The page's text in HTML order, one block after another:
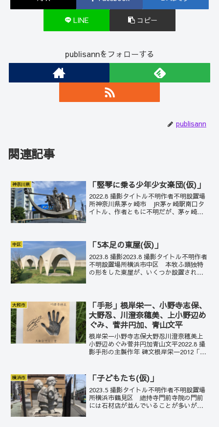
LINE コピー
publisannをフォローする
publisann
関連記事
神奈川県 「竪琴に乗る少年少女楽団(仮)」
2022.8 撮影タイトル不明作者不明設置場
所神奈川県茅ヶ崎市 JR茅ヶ崎駅南口タ
イトル、作者ともに不明だが、茅ヶ崎駅
中区 「5本足の東屋(仮)」
2023.8 撮影2023.8 撮影タイトル不明作者
不明設置場所横浜市中区 本牧ふ頭独特
の形をした東屋が、いくつか設置されて
大和市
「手形」根岸栄一、小野寺志保、
大野忍、川澄奈穂美、上小野辺め
ぐみ、菅井円加、青山文平
根岸栄一小野寺志保大野忍川澄奈穂美上
小野辺めぐみ菅井円加青山文平2022.8 撮
影手形の主製作年 碑文根岸栄一2012「ノ
2012「大和なでしこ賞」 川澄奈穂美
201...
横浜市 「子どもたち(仮)」
2023.5 撮影タイトル不明作者不明設置場
所横浜市鶴見区 總持寺門前寺院の門前
には石材店が並んでいることが多いが、